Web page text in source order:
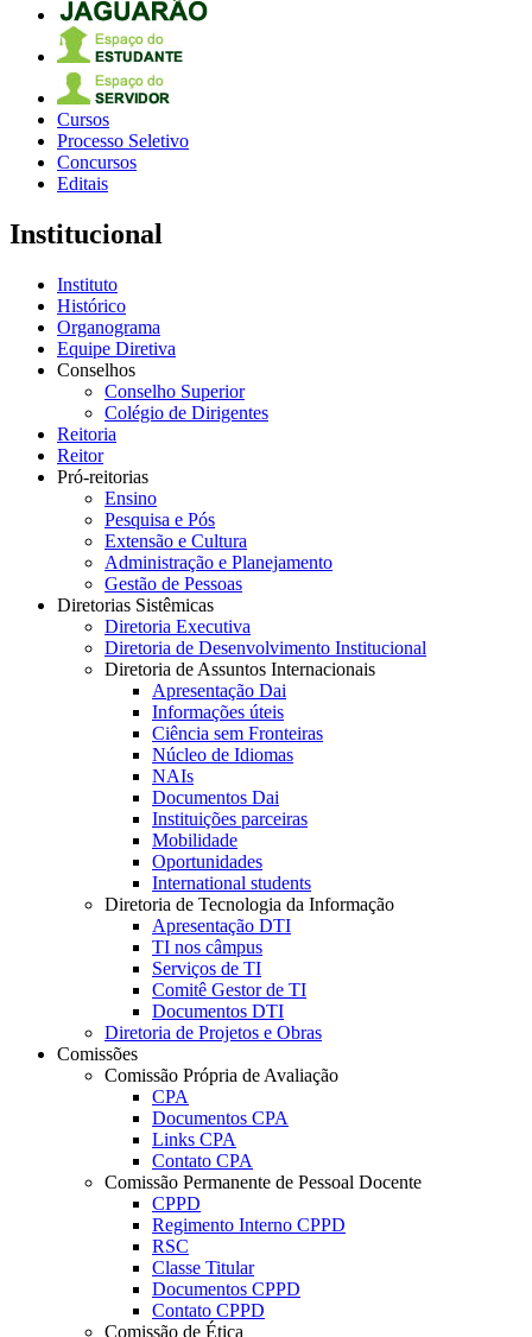
Cursos
Processo Seletivo
Concursos
Editais
Institucional
Instituto
Histórico
Organograma
Equipe Diretiva
Conselhos
Conselho Superior
Colégio de Dirigentes
Reitoria
Reitor
Pró-reitorias
Ensino
Pesquisa e Pós
Extensão e Cultura
Administração e Planejamento
Gestão de Pessoas
Diretorias Sistêmicas
Diretoria Executiva
Diretoria de Desenvolvimento Institucional
Diretoria de Assuntos Internacionais
Apresentação Dai
Informações úteis
Ciência sem Fronteiras
Núcleo de Idiomas
NAIs
Documentos Dai
Instituições parceiras
Mobilidade
Oportunidades
International students
Diretoria de Tecnologia da Informação
Apresentação DTI
TI nos câmpus
Serviços de TI
Comitê Gestor de TI
Documentos DTI
Diretoria de Projetos e Obras
Comissões
Comissão Própria de Avaliação
CPA
Documentos CPA
Links CPA
Contato CPA
Comissão Permanente de Pessoal Docente
CPPD
Regimento Interno CPPD
RSC
Classe Titular
Documentos CPPD
Contato CPPD
Comissão de Ética